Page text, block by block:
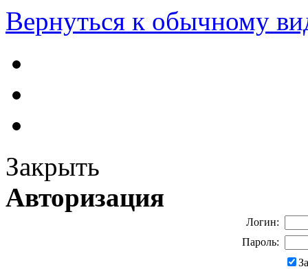
Вернуться к обычному
Закрыть
Авторизация
Логин:
Пароль: